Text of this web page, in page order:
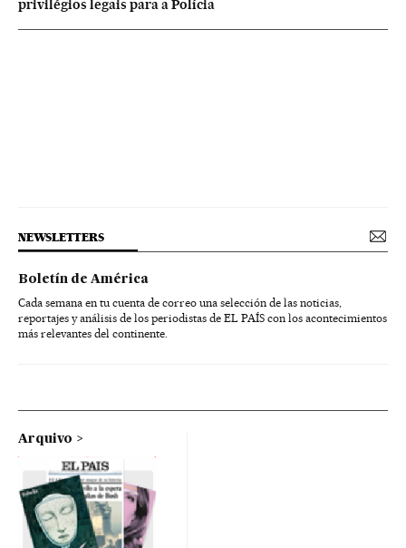
privilégios legais para a Polícia
NEWSLETTERS
Boletín de América
Cada semana en tu cuenta de correo una selección de las noticias,
reportajes y análisis de los periodistas de EL PAÍS con los acontecimientos
más relevantes del continente.
Arquivo